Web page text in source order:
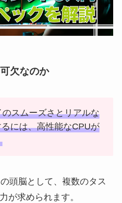
欠なのか
スムーズさとリアルな
には、高性能なCPUが
頭脳として、複数のタス
が求められます。